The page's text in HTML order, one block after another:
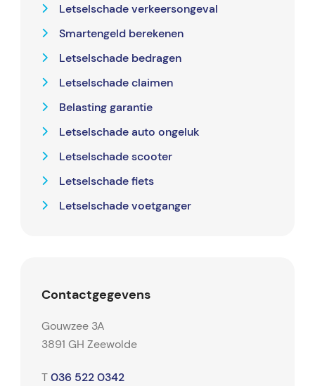
Letselschade verkeersongeval
Smartengeld berekenen
Letselschade bedragen
Letselschade claimen
Belasting garantie
Letselschade auto ongeluk
Letselschade scooter
Letselschade fiets
Letselschade voetganger
Contactgegevens
Gouwzee 3A
3891 GH Zeewolde
T 036 522 0342